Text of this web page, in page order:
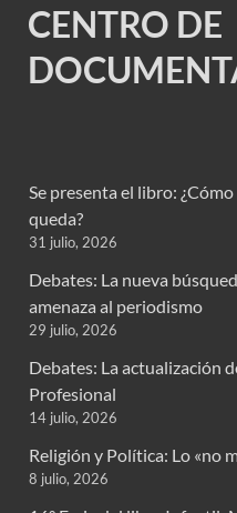
CENTRO DE
Se presenta el libro:
queda?
31 julio, 2026
Debates: La nueva
amenaza al periodismo
29 julio, 2026
Debates: La actualización
Profesional
14 julio, 2026
Religión y Política: Lo «no
8 julio, 2026